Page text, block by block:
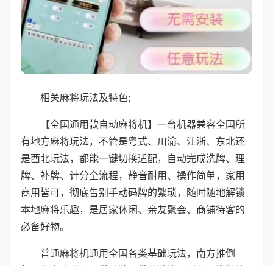
相关麻将玩法及特色;
【全国通用款自动麻将机】一台机器兼容全国所
有地方麻将玩法，不管是粤式、川渝、江浙、东北还
是西北玩法，都能一键切换适配，自动完成洗牌、理
牌、补牌、计分全流程，静音耐用、操作简单，家用
商用皆可，彻底告别手动码牌的繁琐，随时随地解锁
本地麻将乐趣，是居家休闲、亲友聚会、商铺待客的
必备好物。
普通麻将机通用全国各类基础玩法，南方推倒